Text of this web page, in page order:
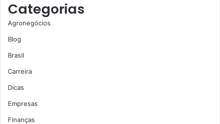
Categorias
Agronegócios
Blog
Brasil
Carreira
Dicas
Empresas
Finanças